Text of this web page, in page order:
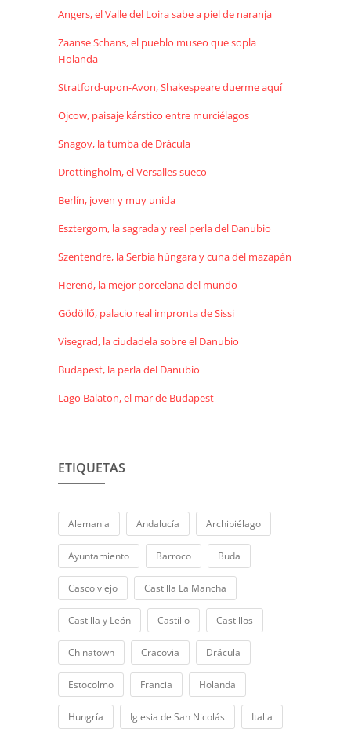
Angers, el Valle del Loira sabe a piel de naranja
Zaanse Schans, el pueblo museo que sopla
Holanda
Stratford-upon-Avon, Shakespeare duerme aquí
Ojcow, paisaje kárstico entre murciélagos
Snagov, la tumba de Drácula
Drottingholm, el Versalles sueco
Berlín, joven y muy unida
Esztergom, la sagrada y real perla del Danubio
Szentendre, la Serbia húngara y cuna del mazapán
Herend, la mejor porcelana del mundo
Gödöllő, palacio real impronta de Sissi
Visegrad, la ciudadela sobre el Danubio
Budapest, la perla del Danubio
Lago Balaton, el mar de Budapest
ETIQUETAS
Alemania Andalucía Archipiélago
Ayuntamiento Barroco Buda
Casco viejo Castilla La Mancha
Castilla y León Castillo Castillos
Chinatown Cracovia Drácula
Estocolmo Francia Holanda
Hungría Iglesia de San Nicolás Italia